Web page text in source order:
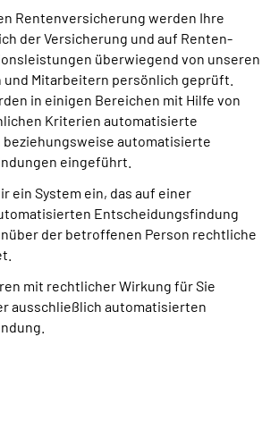
Rentenversicherung werden Ihre
der Versicherung und auf Renten-
überwiegend von unseren
Mitarbeitern persönlich geprüft.
in einigen Bereichen mit Hilfe von
Kriterien automatisierte
automatisierte
eingeführt.
ein System ein, das auf einer
Entscheidungs­findung
der betroffenen Person rechtliche
mit rechtlicher Wirkung für Sie
ausschließlich automatisierten